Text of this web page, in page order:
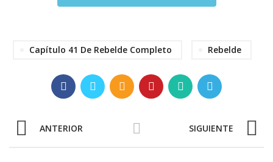
Capítulo 41 De Rebelde Completo Rebelde
ANTERIOR SIGUIENTE